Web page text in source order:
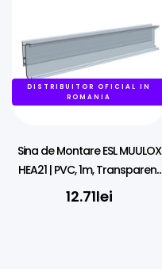
DISTRIBUITOR OFICIAL IN
ROMANIA
Sina de Montare ESL MUULOX
HEA21 | PVC, 1m, Transparent
pentru Etichete Electronice ESL
12.71lei